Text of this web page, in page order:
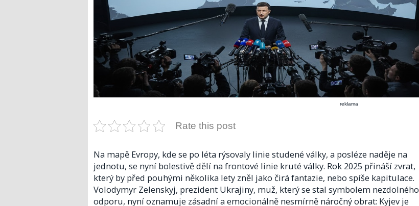
reklama
Rate this post
Na mapě Evropy, kde se po léta rýsovaly linie studené války, a posléze naděje na
jednotu, se nyní bolestivě dělí na frontové linie kruté války. Rok 2025 přináší zvrat,
který by před pouhými několika lety zněl jako čirá fantazie, nebo spíše kapitulace.
Volodymyr Zelenskyj, prezident Ukrajiny, muž, který se stal symbolem nezdolného
odporu, nyní oznamuje zásadní a emocionálně nesmírně náročný obrat: Kyjev je